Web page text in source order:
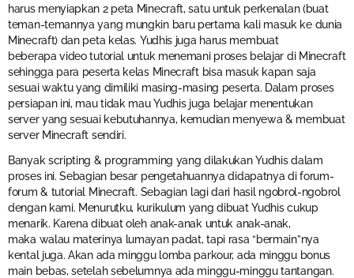
harus menyiapkan 2 peta Minecraft, satu untuk perkenalan (buat
teman-temannya yang mungkin baru pertama kali masuk ke dunia
Minecraft) dan peta kelas. Yudhis juga harus membuat
beberapa video tutorial untuk menemani proses belajar di Minecraft
sehingga para peserta kelas Minecraft bisa masuk kapan saja
sesuai waktu yang dimiliki masing-masing peserta. Dalam proses
persiapan ini, mau tidak mau Yudhis juga belajar menentukan
server yang sesuai kebutuhannya, kemudian menyewa & membuat
server Minecraft sendiri.
Banyak scripting & programming yang dilakukan Yudhis dalam
proses ini. Sebagian besar pengetahuannya didapatnya di forum-
forum & tutorial Minecraft. Sebagian lagi dari hasil ngobrol-ngobrol
dengan kami. Menurutku, kurikulum yang dibuat Yudhis cukup
menarik. Karena dibuat oleh anak-anak untuk anak-anak,
maka walau materinya lumayan padat, tapi rasa “bermain”nya
kental juga. Akan ada minggu lomba parkour, ada minggu bonus
main bebas, setelah sebelumnya ada minggu-minggu tantangan.